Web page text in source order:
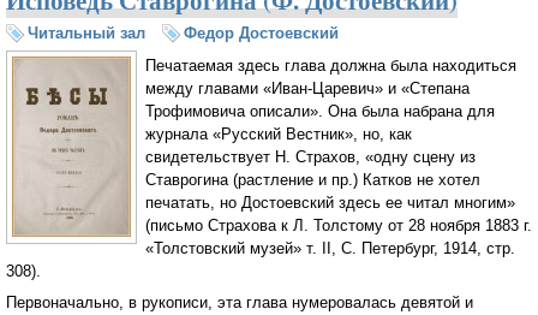
Читальный зал
Федор Достоевский
Печатаемая здесь глава должна была находиться
между главами «Иван-Царевич» и «Степана
Трофимовича описали». Она была набрана для
журнала «Русский Вестник», но, как
свидетельствует Н. Страхов, «одну сцену из
Ставрогина (растление и пр.) Катков не хотел
печатать, но Достоевский здесь ее читал многим»
(письмо Страхова к Л. Толстому от 28 ноября 1883 г.
«Толстовский музей» т. II, С. Петербург, 1914, стр.
308).
Первоначально, в рукописи, эта глава нумеровалась девятой и